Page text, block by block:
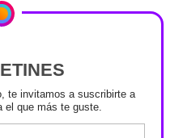
te invitamos a suscribirte a
el que más te guste.